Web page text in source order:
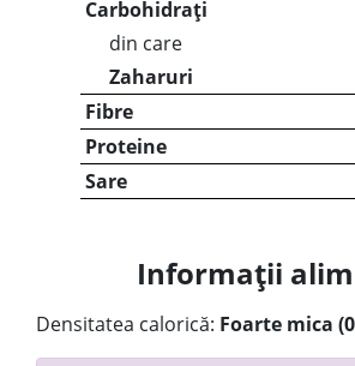
Carbohidrați
din care
Zaharuri
Fibre
Proteine
Sare
Informații
Densitatea calorică: Foarte mica